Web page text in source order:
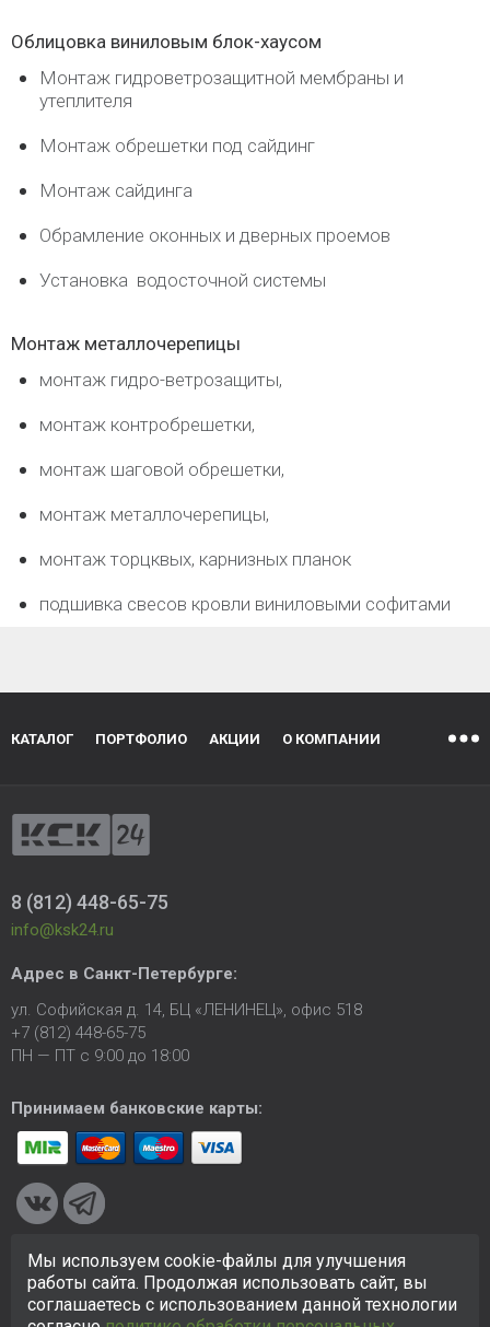
Облицовка виниловым блок-хаусом
Монтаж гидроветрозащитной мембраны и
утеплителя
Монтаж обрешетки под сайдинг
Монтаж сайдинга
Обрамление оконных и дверных проемов
Установка водосточной системы
Монтаж металлочерепицы
монтаж гидро-ветрозащиты,
монтаж контробрешетки,
монтаж шаговой обрешетки,
монтаж металлочерепицы,
монтаж торцквых, карнизных планок
подшивка свесов кровли виниловыми софитами
КАТАЛОГ ПОРТФОЛИО АКЦИИ О КОМПАНИИ
8 (812) 448-65-75
info@ksk24.ru
Адрес в Санкт-Петербурге:
ул. Софийская д. 14, БЦ «ЛЕНИНЕЦ», офис 518
+7 (812) 448-65-75
ПН — ПТ с 9:00 до 18:00
Принимаем банковские карты:
© 2005-2026 ООО «КСК». Сайтhttps://ksk24.ruсоздан
исключительно в информационных целях и любая информация
на сайте не является публичной офертой.Политика в
Мы используем cookie-файлы для улучшения
работы сайта. Продолжая использовать сайт, вы
соглашаетесь с использованием данной технологии